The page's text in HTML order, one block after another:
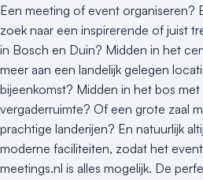
Een meeting of event organiseren?
zoek naar een inspirerende of juist
in Bosch en Duin? Midden in het
meer aan een landelijk gelegen
bijeenkomst? Midden in het bos
vergaderruimte? Of een grote zaal
prachtige landerijen? En natuurlijk
moderne faciliteiten, zodat het
meetings.nl is alles mogelijk. De